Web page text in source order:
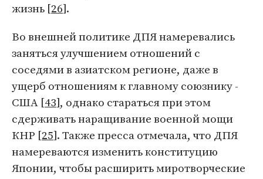
жизнь [26].
Во внешней политике ДПЯ намеревались
заняться улучшением отношений с
соседями в азиатском регионе, даже в
ущерб отношениям к главному союзнику -
США [43], однако стараться при этом
сдерживать наращивание военной мощи
КНР [25]. Также пресса отмечала, что ДПЯ
намереваются изменить конституцию
Японии, чтобы расширить миротворческие